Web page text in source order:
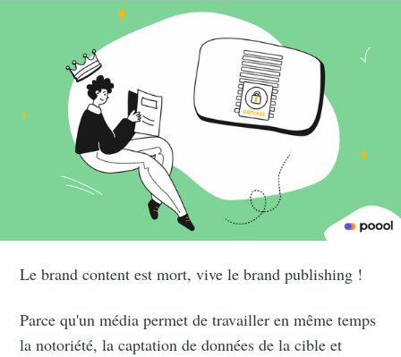
Le brand content est mort, vive le brand publishing !
Parce qu'un média permet de travailler en même temps
la notoriété, la captation de données de la cible et